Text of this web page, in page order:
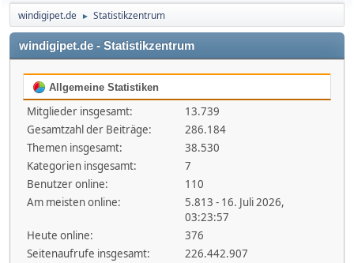
windigipet.de ► Statistikzentrum
windigipet.de - Statistikzentrum
Allgemeine Statistiken
Mitglieder insgesamt:
13.739
Gesamtzahl der Beiträge:
286.184
Themen insgesamt:
38.530
Kategorien insgesamt:
7
Benutzer online:
110
Am meisten online:
5.813 - 16. Juli 2026,
03:23:57
Heute online:
376
Seitenaufrufe insgesamt:
226.442.907